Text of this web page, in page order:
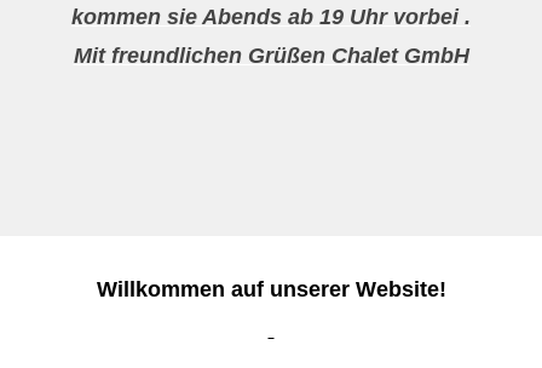
kommen sie Abends ab 19 Uhr vorbei .
Mit freundlichen Grüßen Chalet GmbH
Willkommen auf unserer Website!